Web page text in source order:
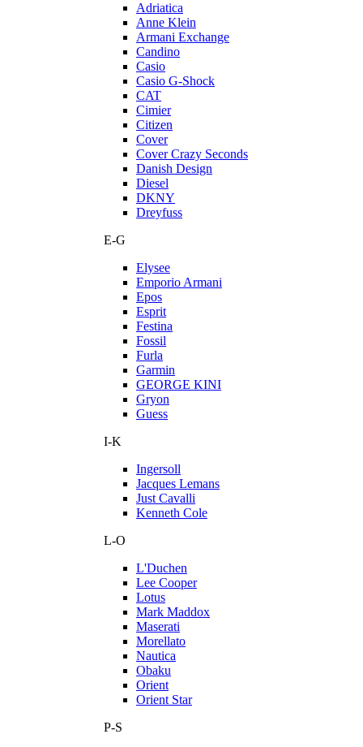
Adriatica
Anne Klein
Armani Exchange
Candino
Casio
Casio G-Shock
CAT
Cimier
Citizen
Cover
Cover Crazy Seconds
Danish Design
Diesel
DKNY
Dreyfuss
E-G
Elysee
Emporio Armani
Epos
Esprit
Festina
Fossil
Furla
Garmin
GEORGE KINI
Gryon
Guess
I-K
Ingersoll
Jacques Lemans
Just Cavalli
Kenneth Cole
L-O
L'Duchen
Lee Cooper
Lotus
Mark Maddox
Maserati
Morellato
Nautica
Obaku
Orient
Orient Star
P-S